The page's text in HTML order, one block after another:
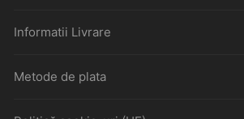
Informatii Livrare
Metode de plata